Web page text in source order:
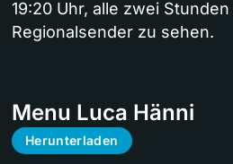
19:20 Uhr, alle zwei
Regionalsender zu sehen.
Menu Luca Hänni
Herunterladen